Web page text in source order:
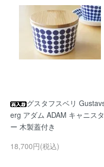
グスタフスベリ
erg アダム ADAM キャニスタ
ー 木製蓋付き
18,700円(税込)